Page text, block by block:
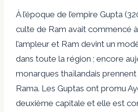
À l’époque de l’empire Gupta
culte de Ram avait commencé
l’ampleur et Ram devint un
dans toute la région ; encore
monarques thaïlandais
Rama. Les Guptas ont promu
deuxième capitale et elle est